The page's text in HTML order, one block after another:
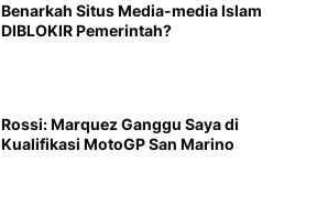
Benarkah Situs Media-media Islam
DIBLOKIR Pemerintah?
Rossi: Marquez Ganggu Saya di
Kualifikasi MotoGP San Marino